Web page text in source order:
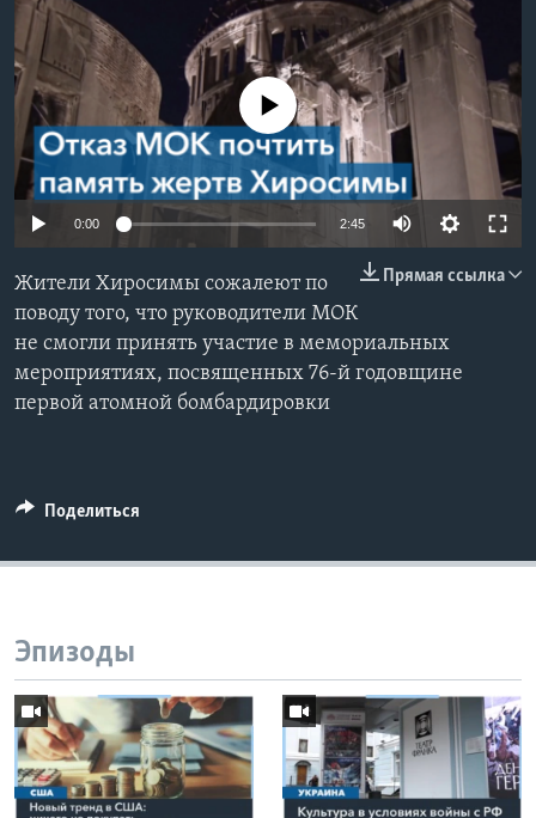
Learning English
СОЦИАЛЬНЫЕ СЕТИ
Языки
No media source currently available
0:00 2:45
Прямая ссылка
Жители Хиросимы сожалеют по
поводу того, что руководители МОК
не смогли принять участие в мемориальных
мероприятиях, посвященных 76-й годовщине
первой атомной бомбардировки
Поделиться
Эпизоды